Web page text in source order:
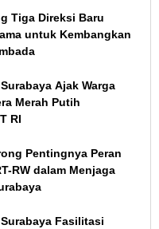
Tiga Direksi Baru
untuk Kembangkan
Ajak Warga
Merah Putih
RI
Pentingnya Peran
RW dalam Menjaga
Fasilitasi